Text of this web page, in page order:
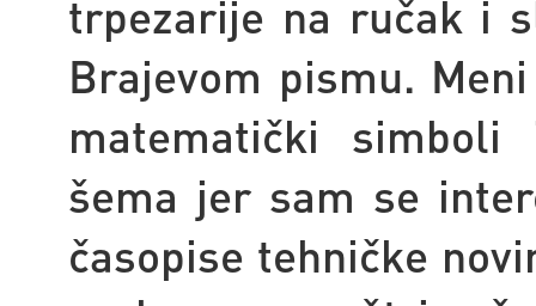
trpezarije na ručak i
Brajevom pismu.
matematički
šema jer sam se
časopise tehničke